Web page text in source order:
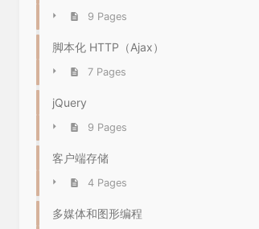
9 Pages
脚本化 HTTP（Ajax）
7 Pages
jQuery
9 Pages
客户端存储
4 Pages
多媒体和图形编程